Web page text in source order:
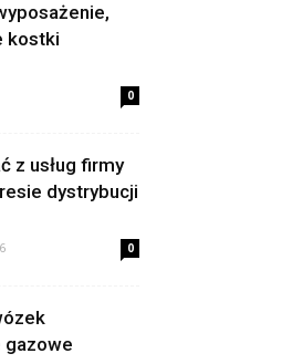
kostki
0
z usług firmy
dystrybucji
0
gazowe